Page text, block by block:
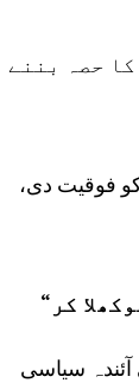
حصہ بننے
فوقیت دی،
“اگر یہی صورتحال رہی تو نظام بیٹھ جائے گا، کیونکہ کچھ عناصر اندر سے اسے کھوکھلا کر
آئندہ سیاسی